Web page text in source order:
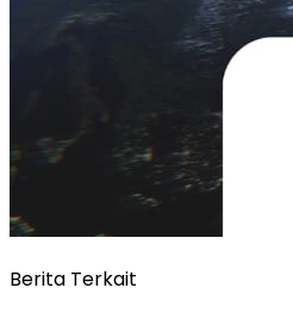
Berita Terkait